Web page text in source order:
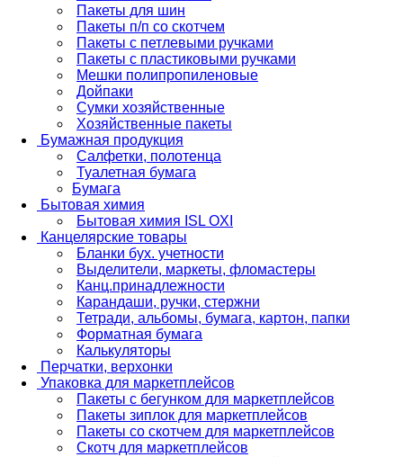
Пакеты для шин
Пакеты п/п со скотчем
Пакеты с петлевыми ручками
Пакеты с пластиковыми ручками
Мешки полипропиленовые
Дойпаки
Сумки хозяйственные
Хозяйственные пакеты
Бумажная продукция
Салфетки, полотенца
Туалетная бумага
Бумага
Бытовая химия
Бытовая химия ISL OXI
Канцелярские товары
Бланки бух. учетности
Выделители, маркеты, фломастеры
Канц.принадлежности
Карандаши, ручки, стержни
Тетради, альбомы, бумага, картон, папки
Форматная бумага
Калькуляторы
Перчатки, верхонки
Упаковка для маркетплейсов
Пакеты с бегунком для маркетплейсов
Пакеты зиплок для маркетплейсов
Пакеты со скотчем для маркетплейсов
Скотч для маркетплейсов